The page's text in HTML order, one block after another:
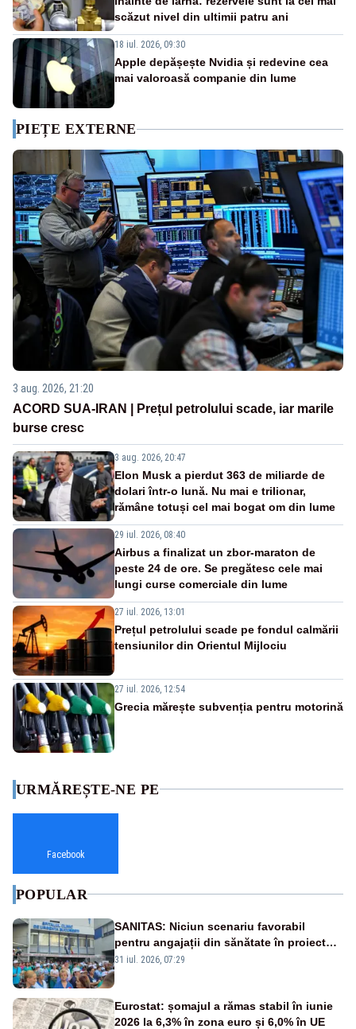
scăzut nivel din ultimii patru ani
18 iul. 2026, 09:30
Apple depășește Nvidia și redevine cea
mai valoroasă companie din lume
PIEȚE EXTERNE
3 aug. 2026, 21:20
ACORD SUA-IRAN | Prețul petrolului scade, iar marile
burse cresc
3 aug. 2026, 20:47
Elon Musk a pierdut 363 de miliarde de
dolari într-o lună. Nu mai e trilionar,
rămâne totuși cel mai bogat om din lume
29 iul. 2026, 08:40
Airbus a finalizat un zbor-maraton de
peste 24 de ore. Se pregătesc cele mai
lungi curse comerciale din lume
27 iul. 2026, 13:01
Prețul petrolului scade pe fondul calmării
tensiunilor din Orientul Mijlociu
27 iul. 2026, 12:54
Grecia mărește subvenția pentru motorină
URMĂREȘTE-NE PE
Facebook
POPULAR
SANITAS: Niciun scenariu favorabil
pentru angajații din sănătate în proiectul
Legii salarizării
31 iul. 2026, 07:29
Eurostat: șomajul a rămas stabil în iunie
2026 la 6,3% în zona euro și 6,0% în UE